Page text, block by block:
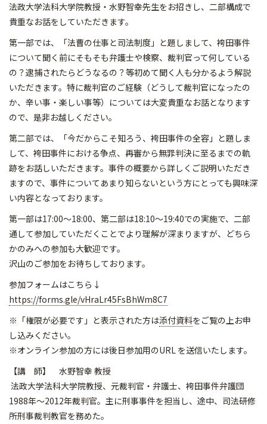
法政大学法科大学院教授・水野智幸先生をお招きし、二部構成で
貴重なお話をしていただきます。
第一部では、「法曹の仕事と司法制度」と題しまして、袴田事件
について聞く前にそもそも弁護士や検察、裁判官って何している
の？逮捕されたらどうなるの？等初めて聞く人も分かるよう解説
いただきます。特に裁判官のご経験（どうして裁判官になったの
か、辛い事・楽しい事等）については大変貴重なお話となります
ので、是非お越しください。
第二部では、「今だからこそ知ろう、袴田事件の全容」と題しま
して、袴田事件における争点、再審から無罪判決に至るまでの軌
跡をお話しいただきます。事件の概要から詳しくご説明いただき
ますので、事件についてあまり知らないという方にとっても興味深
い内容となっております。
第一部は17:00～18:00、第二部は18:10～19:40での実施で、二部
通して参加していただくことでより理解が深まりますが、どちら
かのみへの参加も大歓迎です。
沢山のご参加をお待ちしております。
参加フォームはこちら↓
https://forms.gle/vHraLr45FsBhWm8C7
※「権限が必要です」と表示された方は添付資料をご覧の上お申
し込みください。
※オンライン参加の方には後日参加用のURL を送信いたします。
【講 師】 水野智幸 教授
法政大学法科大学院教授、元裁判官・弁護士、袴田事件弁護団
1988年～2012年裁判官。主に刑事事件を担当し、途中、司法研修
所刑事裁判教官を務めた。